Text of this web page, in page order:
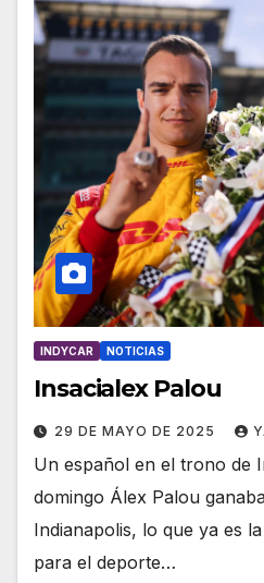
INDYCAR NOTICIAS
Insacialex Palou
29 DE MAYO DE 2025
Un español en el trono de
domingo Álex Palou
Indianapolis, lo que ya es
para el deporte…